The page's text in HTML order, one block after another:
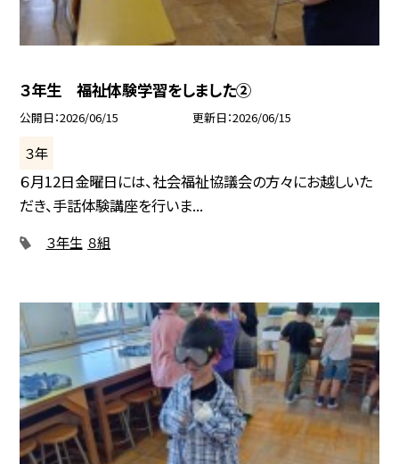
３年生 福祉体験学習をしました②
公開日 2026/06/15 更新日 2026/06/15
３年
６月12日金曜日には、社会福祉協議会の方々にお越しいた
だき、手話体験講座を行いま...
３年生 ８組